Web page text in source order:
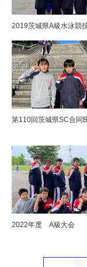
2019茨城県A級水泳競
第110回茨城県SC合同
2022年度 A級大会